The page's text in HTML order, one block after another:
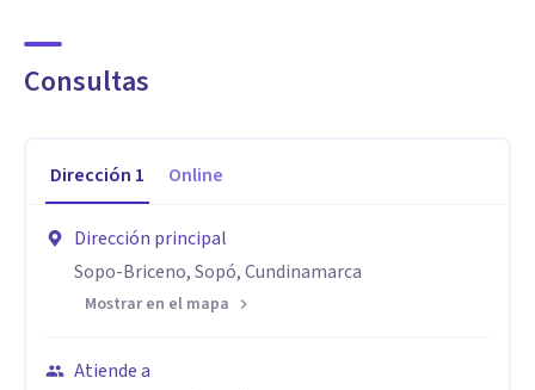
Consultas
Dirección 1 Online
Dirección principal
Sopo-Briceno, Sopó, Cundinamarca
Mostrar en el mapa
Atiende a